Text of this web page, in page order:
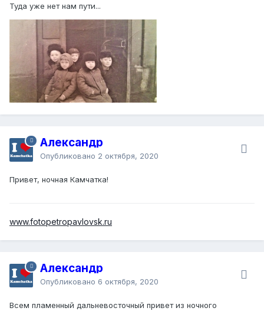
Туда уже нет нам пути...
Александр
Опубликовано 2 октября, 2020
Привет, ночная Камчатка!
www.fotopetropavlovsk.ru
Александр
Опубликовано 6 октября, 2020
Всем пламенный дальневосточный привет из ночного